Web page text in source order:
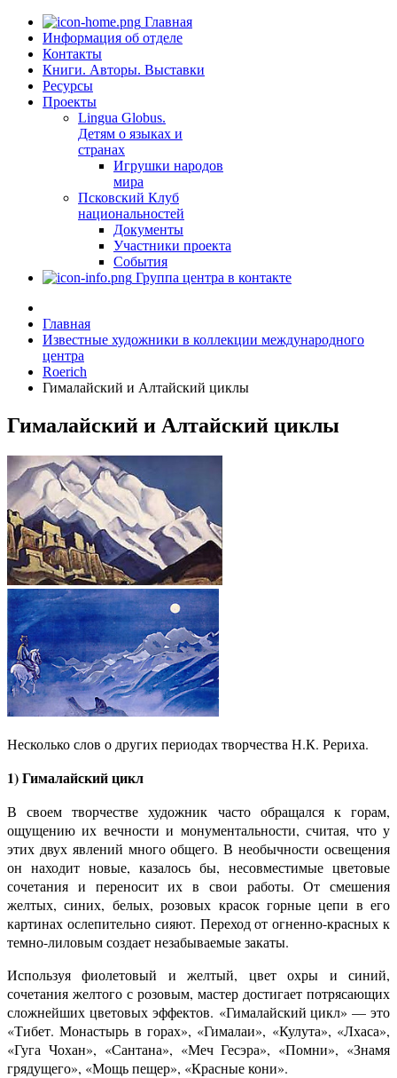
Главная
Информация об отделе
Контакты
Книги. Авторы. Выставки
Ресурсы
Проекты
Lingua Globus.
Детям о языках и
странах
Игрушки народов
мира
Псковский Клуб
национальностей
Документы
Участники проекта
События
Группа центра в контакте
Главная
Известные художники в коллекции международного
центра
Roerich
Гималайский и Алтайский циклы
Гималайский и Алтайский циклы
Несколько слов о других периодах творчества Н.К. Рериха.
1) Гималайский цикл
В своем творчестве художник часто обращался к горам,
ощущению их вечности и монументальности, считая, что у
этих двух явлений много общего. В необычности освещения
он находит новые, казалось бы, несовместимые цветовые
сочетания и переносит их в свои работы. От смешения
желтых, синих, белых, розовых красок горные цепи в его
картинах ослепительно сияют. Переход от огненно-красных к
темно-лиловым создает незабываемые закаты.
Используя фиолетовый и желтый, цвет охры и синий,
сочетания желтого с розовым, мастер достигает потрясающих
сложнейших цветовых эффектов. «Гималайский цикл» — это
«Тибет. Монастырь в горах», «Гималаи», «Кулута», «Лхаса»,
«Гуга Чохан», «Сантана», «Меч Гесэра», «Помни», «Знамя
грядущего», «Мощь пещер», «Красные кони».